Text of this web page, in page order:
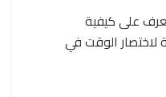
على كيفية
لاختصار الوقت في